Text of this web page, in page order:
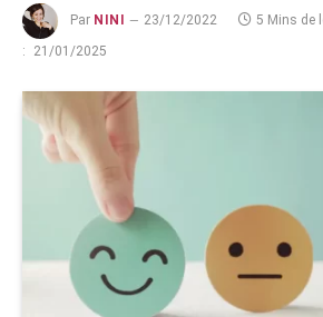
Par NINI 23/12/2022 5 Mins de
:
21/01/2025